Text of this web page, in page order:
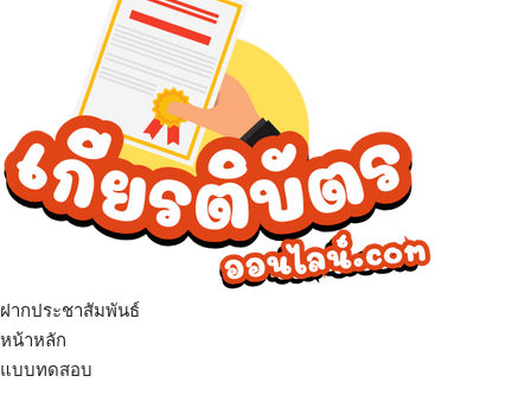
ฝากประชาสัมพันธ์
เมนู
หน้าหลัก
แบบทดสอบ